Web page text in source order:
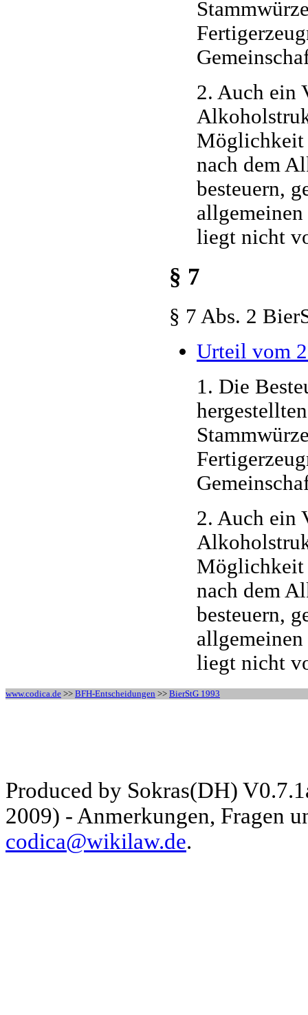
2. Auch ein
Möglichkeit
nach dem
besteuern,
allgemeinen
liegt nicht
§ 7
§ 7 Abs. 2
Urteil vom
1. Die
2. Auch ein
Möglichkeit
nach dem
besteuern,
allgemeinen
liegt nicht
www.codica.de >> BFH-Entscheidungen >> BierStG 1993
Produced by Sokras(DH)
2009) - Anmerkungen, Fragen
codica@wikilaw.de.